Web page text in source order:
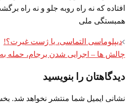
افتاده که نه راه روبه جلو و نه راه
همبستگی ملی
Post
navigation
دیپلوماسی التماسی، یا ژست غیرت؟!
چالش ها – اجرایی شدن برجام، حمله
دیدگاهتان را بنویسید
نشانی ایمیل شما منتشر نخواهد شد.